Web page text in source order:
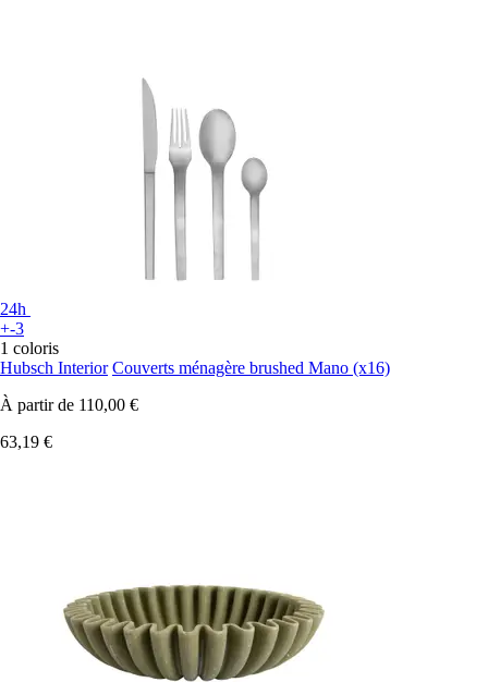
24h
+-3
1 coloris
Hubsch Interior Couverts ménagère brushed Mano (x16)
À partir de 110,00 €
63,19 €